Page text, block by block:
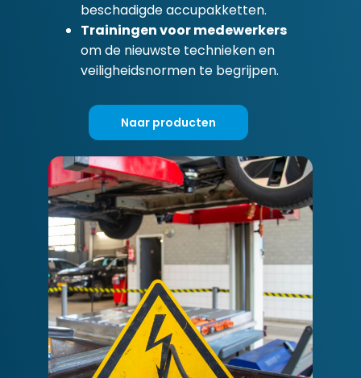
beschadigde accupakketten.
Trainingen voor medewerkers
om de nieuwste technieken en
veiligheidsnormen te begrijpen.
Naar producten